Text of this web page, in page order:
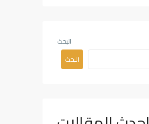
البحث
البحث